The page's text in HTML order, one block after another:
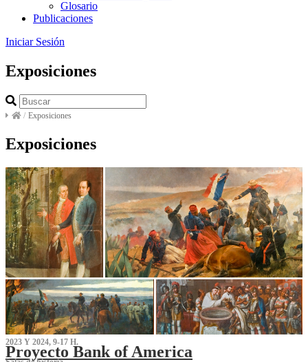
Glosario
Publicaciones
Iniciar Sesión
Exposiciones
/ Exposiciones
Exposiciones
2023 Y 2024, 9-17 H.
Proyecto Bank of America